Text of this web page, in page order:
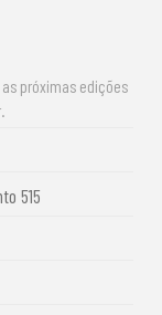
próximas edições
515